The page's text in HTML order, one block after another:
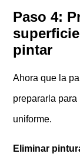
Paso 4:
pintar
Ahora que la
prepararla
uniforme.
Eliminar